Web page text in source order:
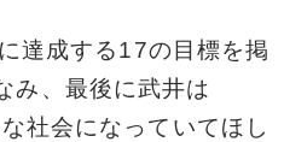
達成する17の目標を掲
み、最後に武井は
社会になっていてほし